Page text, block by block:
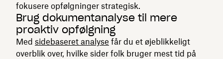
fokusere opfølgninger strategisk.
Brug dokumentanalyse til mere
proaktiv opfølgning
Med sidebaseret analyse får du et øjeblikkeligt
overblik over, hvilke sider folk bruger mest tid på